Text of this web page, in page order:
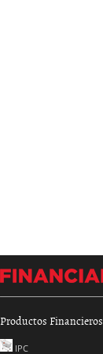
Productos Financieros
IPC